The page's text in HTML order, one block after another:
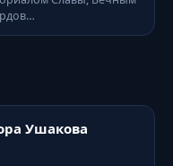
Ушакова